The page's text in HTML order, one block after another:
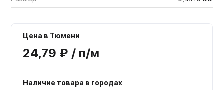
Цена в Тюмени
24,79 ₽ / п/м
Наличие товара в городах